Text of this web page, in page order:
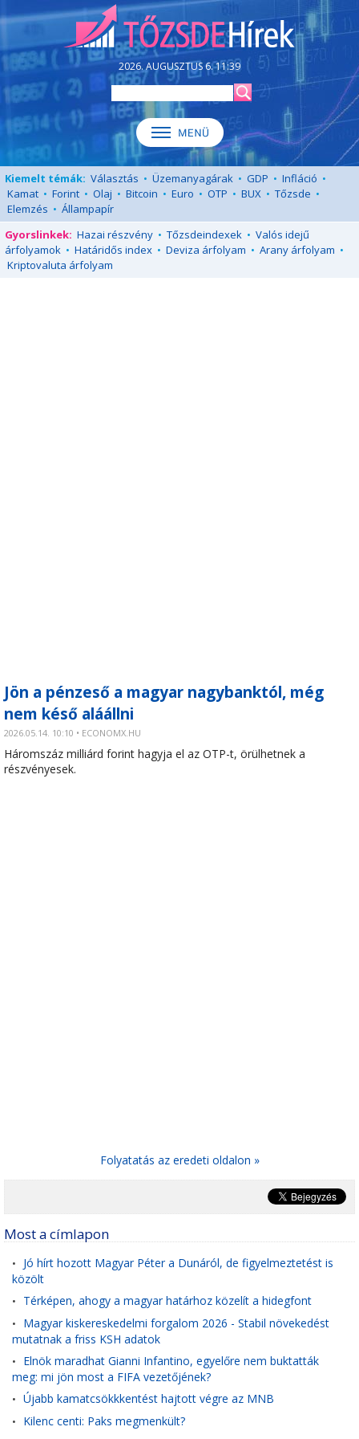
2026. AUGUSZTUS 6. 11:39
Kiemelt témák: Választás • Üzemanyagárak • GDP • Infláció •
Kamat • Forint • Olaj • Bitcoin • Euro • OTP • BUX • Tőzsde •
Elemzés • Állampapír
Gyorslinkek: Hazai részvény • Tőzsdeindexek • Valós idejű
árfolyamok • Határidős index • Deviza árfolyam • Arany árfolyam •
Kriptovaluta árfolyam
Jön a pénzeső a magyar nagybanktól, még
nem késő aláállni
2026.05.14. 10:10 • ECONOMX.HU
Háromszáz milliárd forint hagyja el az OTP-t, örülhetnek a
részvényesek.
Folyatatás az eredeti oldalon »
Most a címlapon
• Jó hírt hozott Magyar Péter a Dunáról, de figyelmeztetést is
közölt
• Térképen, ahogy a magyar határhoz közelít a hidegfont
• Magyar kiskereskedelmi forgalom 2026 - Stabil növekedést
mutatnak a friss KSH adatok
• Elnök maradhat Gianni Infantino, egyelőre nem buktatták
meg: mi jön most a FIFA vezetőjének?
• Újabb kamatcsökkkentést hajtott végre az MNB
• Kilenc centi: Paks megmenkült?